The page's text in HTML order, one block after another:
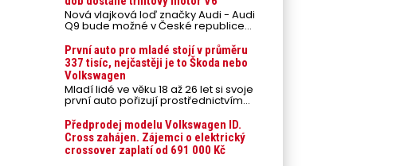
odložené mobilní telefony,
powerbanky nebo notebooky. Můžou
urychlit stárnutí baterií, poškodit
případech i zvýšit riziko požáru.
Nová vlajková loď značky Audi - Audi
Q9 bude možné v České republice
objednávat od prvního srpnového
týdne 2026, kde budou oznámeny
také české ceny.
První auto pro mladé stojí v průměru
337 tisíc, nejčastěji je to Škoda nebo
Volkswagen
Mladí lidé ve věku 18 až 26 let si svoje
první auto pořizují prostřednictvím
úvěrového financování jako ojeté. Je
to tak u 93,3 % lidí, jen 6,7 % si pořídí
nové auto. Průměrná pořizovací
cena vozu dosahuje 337 tisíc korun a
průměrná financovaná částka
Předprodej modelu Volkswagen ID.
Cross zahájen. Zájemci o elektrický
crossover zaplatí od 691 000 Kč